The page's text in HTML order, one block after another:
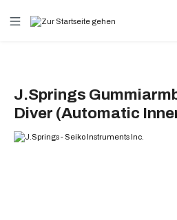
J.Springs
Diver (Automatic